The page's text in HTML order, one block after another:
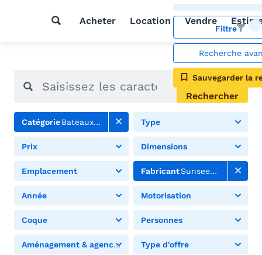
Acheter Location Vendre
Filtre
Recherche
Sauvegarder la
Rechercher
CatégorieBateaux à moteur Type
Prix Dimensions
Emplacement FabricantSunseeker
Année Motorisation
Coque Personnes
Aménagement & agencement Type d'offre